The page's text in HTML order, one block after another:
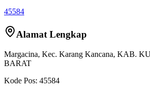
45584
Alamat Lengkap
Margacina, Kec. Karang Kancana, KAB.
BARAT
Kode Pos: 45584